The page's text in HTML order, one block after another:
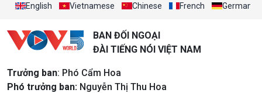
English Vietnamese Chinese French German
BAN ĐỐI NGOẠI
ĐÀI TIẾNG NÓI VIỆT NAM
Trưởng ban: Phó Cẩm Hoa
Phó trưởng ban: Nguyễn Thị Thu Hoa